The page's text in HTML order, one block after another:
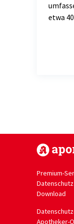
etwa
Premium-
Datenschutz
Download
Apotheker-